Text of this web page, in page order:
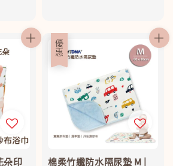
朵印
優惠
棉柔竹纖防水隔尿墊 M |